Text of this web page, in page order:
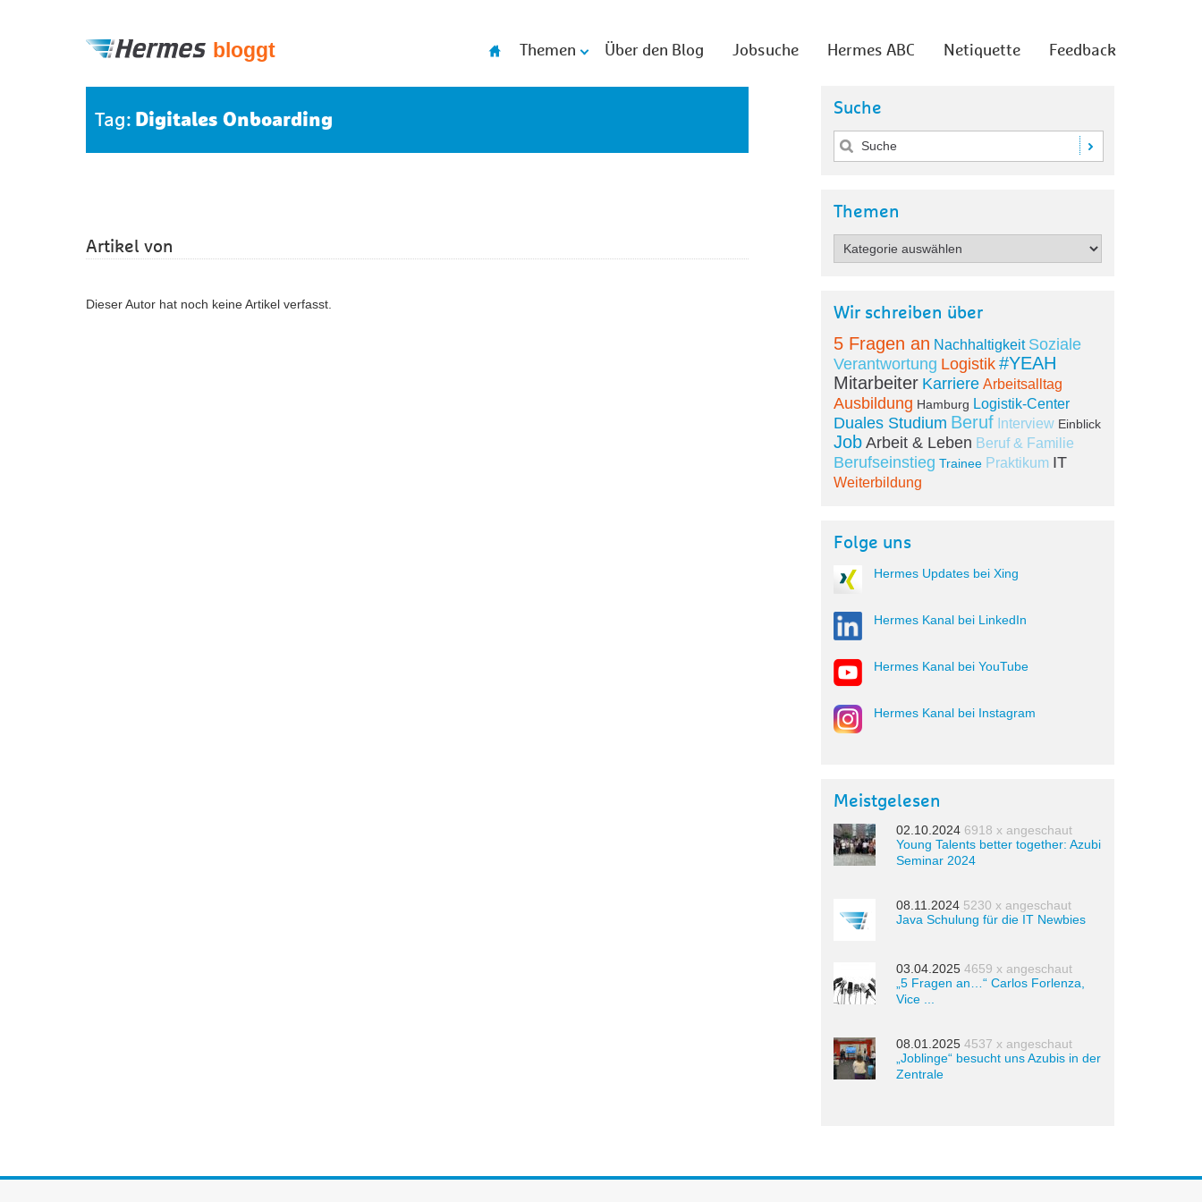
bloggt Themen Über den Blog Jobsuche Hermes ABC Netiquette Feedback
Tag: Digitales Onboarding
Artikel von
Dieser Autor hat noch keine Artikel verfasst.
Suche
Themen
Wir schreiben über
5 Fragen an Nachhaltigkeit Soziale
Verantwortung Logistik #YEAH
Mitarbeiter Karriere Arbeitsalltag
Ausbildung Hamburg Logistik-Center
Duales Studium Beruf Interview Einblick
Job Arbeit & Leben Beruf & Familie
Berufseinstieg Trainee Praktikum IT
Weiterbildung
Folge uns
Hermes Updates bei Xing
Hermes Kanal bei LinkedIn
Hermes Kanal bei YouTube
Hermes Kanal bei Instagram
Meistgelesen
02.10.2024 6918 x angeschaut
Young Talents better together: Azubi
Seminar 2024
08.11.2024 5230 x angeschaut
Java Schulung für die IT Newbies
03.04.2025 4659 x angeschaut
„5 Fragen an…“ Carlos Forlenza,
Vice ...
08.01.2025 4537 x angeschaut
„Joblinge“ besucht uns Azubis in der
Zentrale